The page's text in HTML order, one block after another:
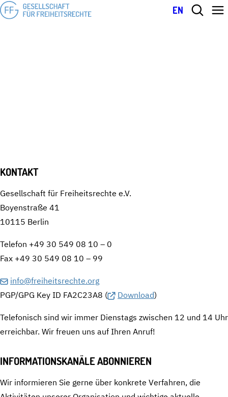
EN
KONTAKT
Gesellschaft für Freiheitsrechte e.V.
Boyenstraße 41
10115 Berlin
Telefon +49 30 549 08 10 – 0
Fax +49 30 549 08 10 – 99
info@freiheitsrechte.org
PGP/GPG Key ID FA2C23A8 (
Download)
Telefonisch sind wir immer Dienstags zwischen 12 und 14 Uhr
erreichbar. Wir freuen uns auf Ihren Anruf!
INFORMATIONSKANÄLE ABONNIEREN
Wir informieren Sie gerne über konkrete Verfahren, die